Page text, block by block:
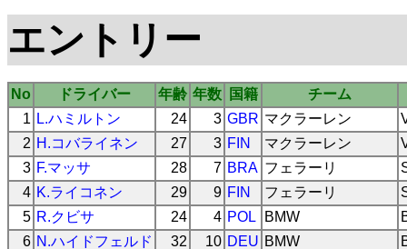
エントリー
No ドライバー 年齢 年数 国籍
チーム
1 L.ハミルトン 24 3 GBR マクラーレン
2 H.コバライネン 27 3 FIN マクラーレン
3 F.マッサ 28 7 BRA フェラーリ
4 K.ライコネン 29 9 FIN フェラーリ
5 R.クビサ 24 4 POL BMW
6 N.ハイドフェルド 32 10 DEU BMW